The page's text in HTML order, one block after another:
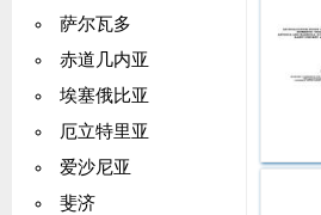
萨尔瓦多
赤道几内亚
埃塞俄比亚
厄立特里亚
爱沙尼亚
斐济